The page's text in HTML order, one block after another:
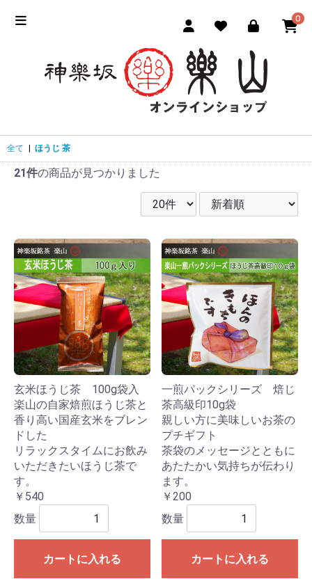
0
全て ほうじ 茶
21件の商品が見つかりました
玄米ほうじ茶 100g袋入
楽山の自家焙煎ほうじ茶と
香り高い国産玄米をブレン
ドした
リラックスタイムにお飲み
いただきたいほうじ茶で
す。
￥540
数量
カートに入れる
一煎パックシリーズ 焙じ
茶高級印10g袋
親しい方に美味しいお茶の
プチギフト
茶袋のメッセージとともに
あたたかい気持ちが伝わり
ます。
￥200
数量
カートに入れる